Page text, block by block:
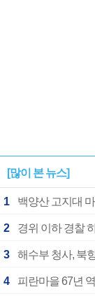
[많이 본 뉴스]
1 백양산 고지대
2 경위 이하 경찰
3 해수부 청사, 북
4 피란마을 67년